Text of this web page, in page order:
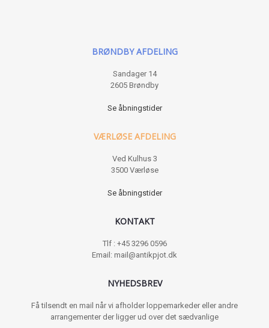
BRØNDBY AFDELING
Sandager 14
2605 Brøndby
Se åbningstider
VÆRLØSE AFDELING
Ved Kulhus 3
3500 Værløse
Se åbningstider
KONTAKT
Tlf : +45 3296 0596
Email: mail@antikpjot.dk
NYHEDSBREV
Få tilsendt en mail når vi afholder loppemarkeder eller andre
arrangementer der ligger ud over det sædvanlige